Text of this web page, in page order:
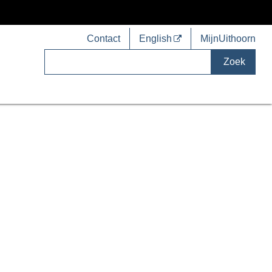
Contact English MijnUithoorn
Zoek